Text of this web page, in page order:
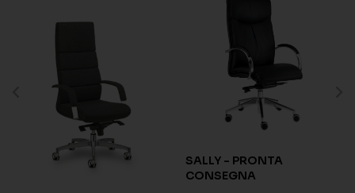
SALLY - PRONTA
CONSEGNA